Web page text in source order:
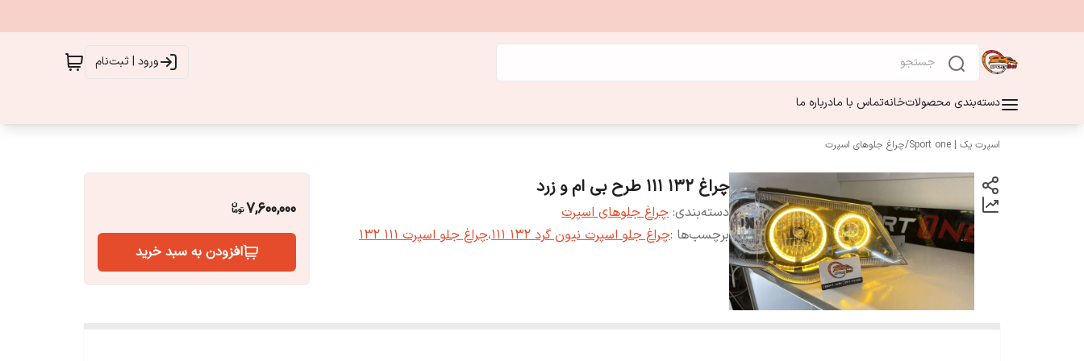
ورود | ثبت‌نام
دسته‌بندی محصولاتخانهتماس با مادرباره ما
اسپرت یک | Sport one /چراغ جلوهای اسپرت
چراغ 132 111 طرح بی ام و زرد
دسته‌بندی: چراغ جلوهای اسپرت
برچسب‌ها :چراغ جلو اسپرت نیون گرد 132 111 ،چراغ جلو اسپرت 111 132
7,600,000
افزودن به سبد خرید